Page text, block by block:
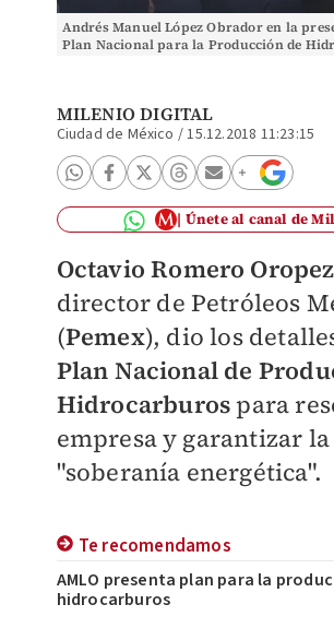
Andrés Manuel López Obrador en la
Plan Nacional para la Producción de
MILENIO DIGITAL
Ciudad de México /15.12.2018 11:23:15
Únete al canal de
Octavio Romero
director de Petróleos
(Pemex), dio los
Plan Nacional de
Hidrocarburos para
empresa y garantizar la
"soberanía energética".
Te recomendamos
AMLO presenta plan para la
hidrocarburos